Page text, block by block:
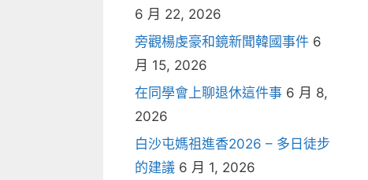
6 月 22, 2026
旁觀楊虔豪和鏡新聞韓國事件 6
月 15, 2026
在同學會上聊退休這件事 6 月 8,
2026
白沙屯媽祖進香2026 – 多日徒步
的建議 6 月 1, 2026